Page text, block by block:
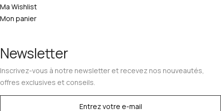
Ma Wishlist
Mon panier
Newsletter
Inscrivez-vous à notre newsletter et recevez nos nouveautés,
offres exclusives et conseils.